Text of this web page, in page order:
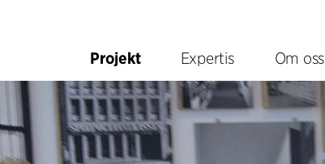
Projekt Expertis Om oss